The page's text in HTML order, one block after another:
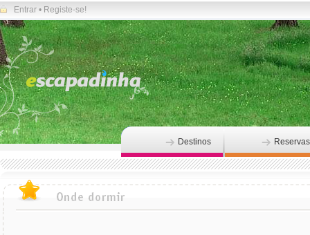
Entrar • Registe-se!
Destinos Reservas